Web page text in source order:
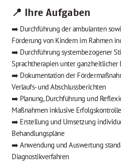
📍 Ihre Aufgaben
➡️ Durchführung der ambulanten
Förderung von Kindern im Rahmen
➡️ Durchführung systembezogener
Sprachtherapien unter ganzheitlicher
➡️ Dokumentation der
Verlaufs- und Abschlussberichten
➡️ Planung, Durchführung und
Maßnahmen inklusive Erfolgskontrolle
➡️ Erstellung und Umsetzung
Behandlungspläne
➡️ Anwendung und Auswertung